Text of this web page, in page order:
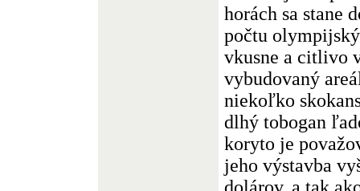
horách sa stane
počtu
vkusne a citlivo
vybudovaný
niekoľko
dlhý tobogan
koryto je
jeho výstavba